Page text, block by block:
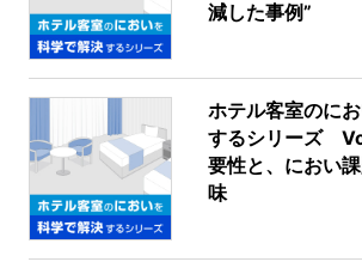
減した事例”
ホテル客室のに
するシリーズ
要性と、におい
味